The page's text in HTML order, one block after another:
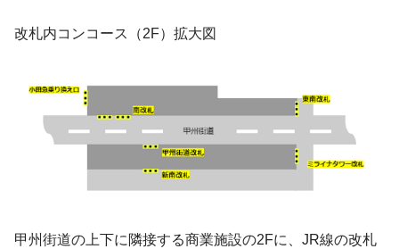
改札内コンコース（2F）拡大図
甲州街道の上下に隣接する商業施設の2Fに、JR線の改札